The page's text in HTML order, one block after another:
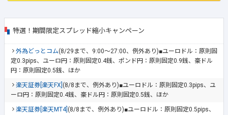
特選！期間限定スプレッド縮小キャンペーン
外為どっとコム(8/29まで、9:00～27:00、例外あり)■ユーロドル：原則固
定0.3pips、ユーロ円：原則固定0.4銭、ポンド円：原則固定0.9銭、豪ドル
円：原則固定0.5銭、ほか
楽天証券[楽天FX] (8/8まで、例外あり)■ユーロドル：原則固定0.3pips、ユ
ーロ円：原則固定0.4銭、豪ドル円：原則固定0.5銭、ほか
楽天証券[楽天MT4] (8/8まで、例外あり)■ユーロドル：原則固定0.5pips、